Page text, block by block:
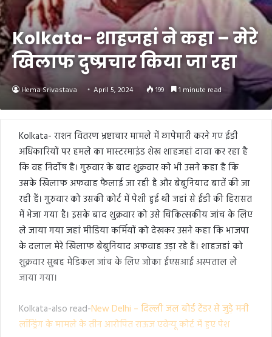
Kolkata- शाहजहां ने कहा – मेरे
खिलाफ दुष्प्रचार किया जा रहा
Hema Srivastava April 5, 2024 199 1 minute read
Kolkata- राशन वितरण भ्रष्टाचार मामले में छापेमारी करने गए ईडी
अधिकारियों पर हमले का मास्टरमाइंड शेख शाहजहां दावा कर रहा है
कि वह निर्दोष है। गुरुवार के बाद शुक्रवार को भी उसने कहा है कि
उसके खिलाफ अफवाह फैलाई जा रही है और बेबुनियाद बातें की जा
रही हैं। गुरुवार को उसकी कोर्ट में पेशी हुई थी जहां से ईडी की हिरासत
में भेजा गया है। इसके बाद शुक्रवार को उसे चिकित्सकीय जांच के लिए
ले जाया गया जहां मीडिया कर्मियों को देखकर उसने कहा कि भाजपा
के दलाल मेरे खिलाफ बेबुनियाद अफवाह उड़ा रहे हैं। शाहजहां को
शुक्रवार सुबह मेडिकल जांच के लिए जोका ईएसआई अस्पताल ले
जाया गया।
Kolkata-also read-New Delhi – दिल्ली जल बोर्ड टेंडर से जुड़े मनी
लॉन्ड्रिंग के मामले के तीन आरोपित राऊज एवेन्यू कोर्ट में हुए पेश